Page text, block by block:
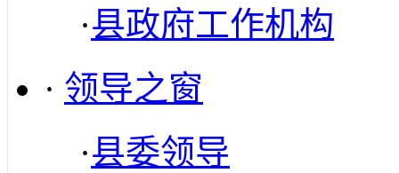
·县政府工作机构
· 领导之窗
·县委领导